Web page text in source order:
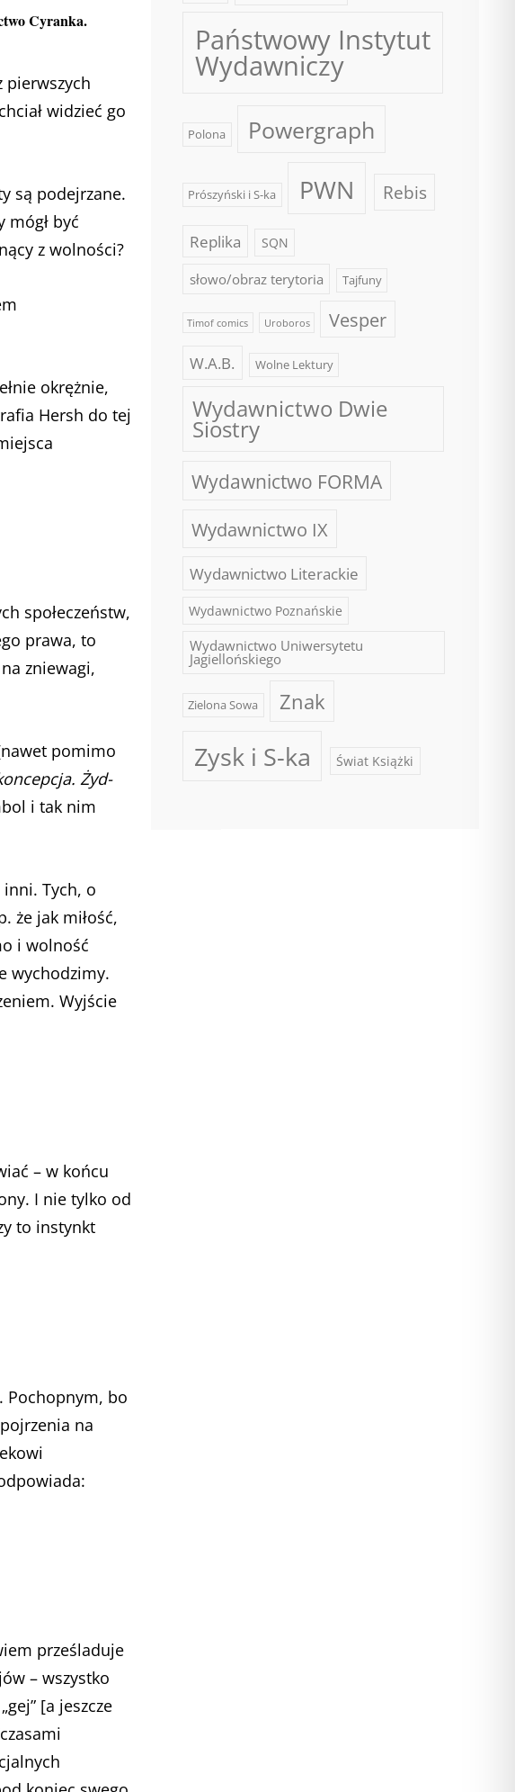
Cyranka.
pierwszych
widzieć go
są podejrzane.
mógł być
z wolności?
okrężnie,
Hersh do tej
społeczeństw,
prawa, to
zniewagi,
pomimo
Żyd-
i tak nim
Tych, o
że jak miłość,
i wolność
wychodzimy.
Wyjście
– w końcu
I nie tylko od
to instynkt
Pochopnym, bo
na
prześladuje
– wszystko
[a jeszcze
Państwowy Instytut
Wydawniczy
Polona Powergraph
Prószyński i S-ka PWN Rebis
Replika SQN
słowo/obraz terytoria Tajfuny
Timof comics Uroboros Vesper
W.A.B. Wolne Lektury
Wydawnictwo Dwie
Siostry
Wydawnictwo FORMA
Wydawnictwo IX
Wydawnictwo Literackie
Wydawnictwo Poznańskie
Wydawnictwo Uniwersytetu
Jagiellońskiego
Zielona Sowa Znak
Zysk i S-ka Świat Książki